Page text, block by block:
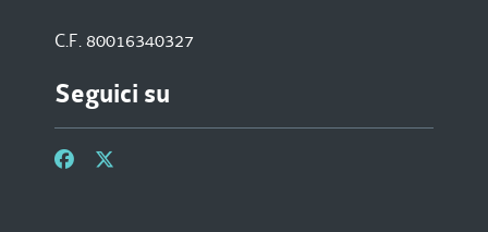
C.F. 80016340327
Seguici su